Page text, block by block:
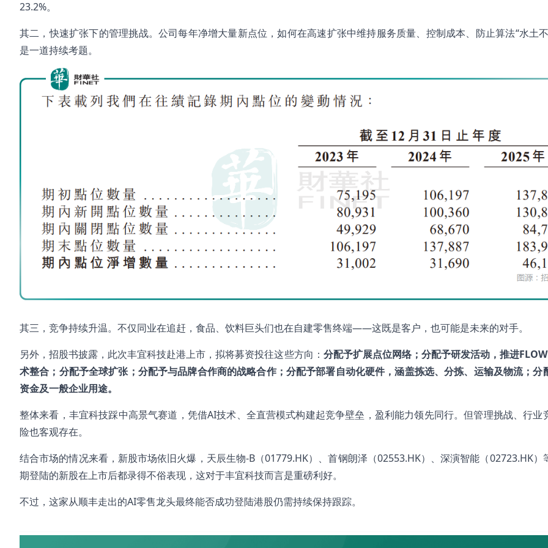
23.2%。
其二，快速扩张下的管理挑战。公司每年净增大量新点位，如何在高速扩张中维持服务质量、控制成本、防止算法“水土
是一道持续考题。
其三，竞争持续升温。不仅同业在追赶，食品、饮料巨头们也在自建零售终端——这既是客户，也可能是未来的对手。
另外，招股书披露，此次丰宜科技赴港上市，拟将募资投往这些方向： 分配予扩展点位网络；分配予研发活动，推进
术整合；分配予全球扩张；分配予与品牌合作商的战略合作；分配予部署自动化硬件，涵盖拣选、分拣、运输及物流；分
资金及一般企业用途。
整体来看，丰宜科技踩中高景气赛道，凭借AI技术、全直营模式构建起竞争壁垒，盈利能力领先同行。但管理挑战、行业
险也客观存在。
结合市场的情况来看，新股市场依旧火爆，天辰生物-B（01779.HK）、首钢朗泽（02553.HK）、深演智能（02723.HK）
期登陆的新股在上市后都录得不俗表现，这对于丰宜科技而言是重磅利好。
不过，这家从顺丰走出的AI零售龙头最终能否成功登陆港股仍需持续保持跟踪。